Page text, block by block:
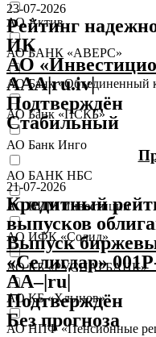
АО Актив
АО БАНК «АВЕРС»
АО Банк «Объединенный
АО Банк «ПСКБ»
АО Банк Инго
АО БАНК НБС
АО ВИМ Инвестиции
АО ИФК «Солид»
АО КБ «РУСНАРБАНК»
АО КБ «Хлынов»
АО НПФ «Пенсионные
23-07-2026
Рейтинг
ИК
АО
AAA|ru.iv|
Подтверждён
Стабильный
21-07-2026
Кредитный
выпусков
Выпуск
«Селигдар»
AA–|ru|
Подтверждён
Без прогноза